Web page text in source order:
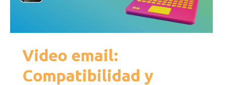
Video email:
Compatibilidad y